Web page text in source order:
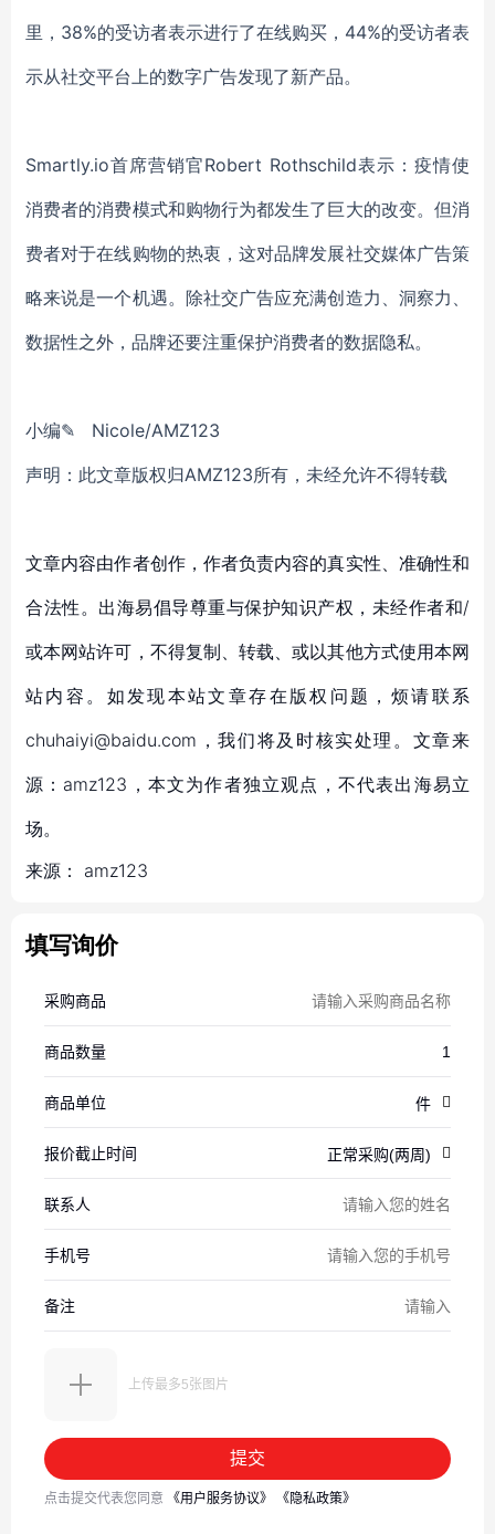
里，38%的受访者表示进行了在线购买，44%的受访者表
示从社交平台上的数字广告发现了新产品。
Smartly.io首席营销官Robert Rothschild表示：疫情使
消费者的消费模式和购物行为都发生了巨大的改变。但消
费者对于在线购物的热衷，这对品牌发展社交媒体广告策
略来说是一个机遇。除社交广告应充满创造力、洞察力、
数据性之外，品牌还要注重保护消费者的数据隐私。
小编✎ Nicole/AMZ123
声明：此文章版权归AMZ123所有，未经允许不得转载
文章内容由作者创作，作者负责内容的真实性、准确性和
合法性。出海易倡导尊重与保护知识产权，未经作者和/
或本网站许可，不得复制、转载、或以其他方式使用本网
站内容。如发现本站文章存在版权问题，烦请联系
chuhaiyi@baidu.com，我们将及时核实处理。文章来
源：amz123，本文为作者独立观点，不代表出海易立
场。
来源： amz123
填写询价